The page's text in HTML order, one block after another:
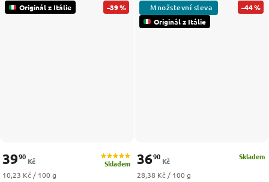
Originál z Itálie –39 %
Skladem
3990
Kč
Měrná cena:
10,23 Kč / 100 g
Originál z Itálie
–44 %
Skladem
3690
Kč
Měrná cena:
28,38 Kč / 100 g